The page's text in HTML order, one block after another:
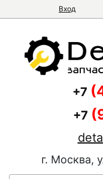
Вход
+7
+7
г. Москва,